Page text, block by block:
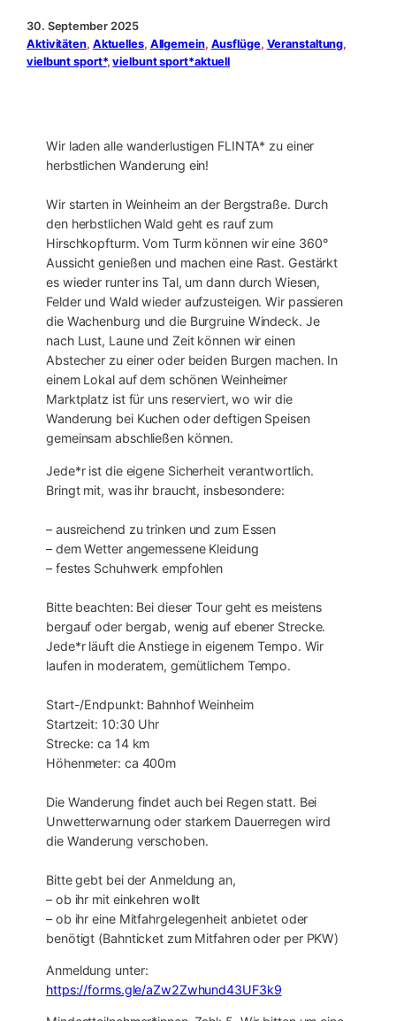
30. September 2025
Aktivitäten, Aktuelles, Allgemein, Ausflüge, Veranstaltung
vielbunt sport*, vielbunt sport*aktuell
Wir laden alle wanderlustigen FLINTA* zu einer
herbstlichen Wanderung ein!
Wir starten in Weinheim an der Bergstraße. Durch
den herbstlichen Wald geht es rauf zum
Hirschkopfturm. Vom Turm können wir eine 360°
Aussicht genießen und machen eine Rast. Gestärkt
es wieder runter ins Tal, um dann durch Wiesen,
Felder und Wald wieder aufzusteigen. Wir passieren
die Wachenburg und die Burgruine Windeck. Je
nach Lust, Laune und Zeit können wir einen
Abstecher zu einer oder beiden Burgen machen. In
einem Lokal auf dem schönen Weinheimer
Marktplatz ist für uns reserviert, wo wir die
Wanderung bei Kuchen oder deftigen Speisen
gemeinsam abschließen können.
Jede*r ist die eigene Sicherheit verantwortlich.
Bringt mit, was ihr braucht, insbesondere:
– ausreichend zu trinken und zum Essen
– dem Wetter angemessene Kleidung
– festes Schuhwerk empfohlen
Bitte beachten: Bei dieser Tour geht es meistens
bergauf oder bergab, wenig auf ebener Strecke.
Jede*r läuft die Anstiege in eigenem Tempo. Wir
laufen in moderatem, gemütlichem Tempo.
Start-/Endpunkt: Bahnhof Weinheim
Startzeit: 10:30 Uhr
Strecke: ca 14 km
Höhenmeter: ca 400m
Die Wanderung findet auch bei Regen statt. Bei
Unwetterwarnung oder starkem Dauerregen wird
die Wanderung verschoben.
Bitte gebt bei der Anmeldung an,
– ob ihr mit einkehren wollt
– ob ihr eine Mitfahrgelegenheit anbietet oder
benötigt (Bahnticket zum Mitfahren oder per PKW)
Anmeldung unter:
https://forms.gle/aZw2Zwhund43UF3k9